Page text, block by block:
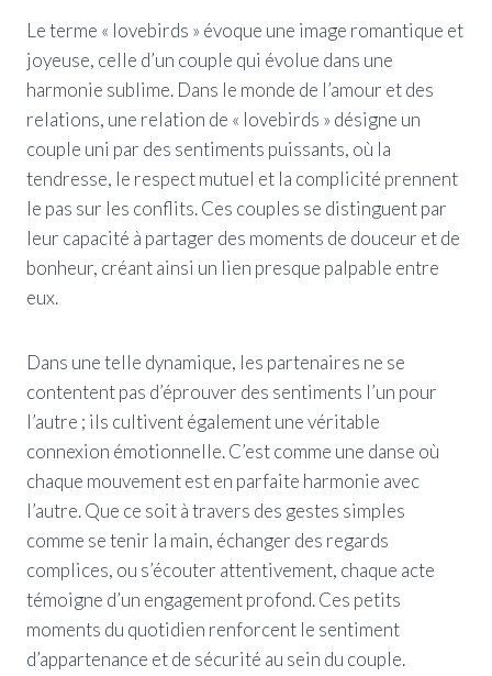
Le terme « lovebirds » évoque une image romantique et
joyeuse, celle d’un couple qui évolue dans une
harmonie sublime. Dans le monde de l’amour et des
relations, une relation de « lovebirds » désigne un
couple uni par des sentiments puissants, où la
tendresse, le respect mutuel et la complicité prennent
le pas sur les conflits. Ces couples se distinguent par
leur capacité à partager des moments de douceur et de
bonheur, créant ainsi un lien presque palpable entre
eux.
Dans une telle dynamique, les partenaires ne se
contentent pas d’éprouver des sentiments l’un pour
l’autre ; ils cultivent également une véritable
connexion émotionnelle. C’est comme une danse où
chaque mouvement est en parfaite harmonie avec
l’autre. Que ce soit à travers des gestes simples
comme se tenir la main, échanger des regards
complices, ou s’écouter attentivement, chaque acte
témoigne d’un engagement profond. Ces petits
moments du quotidien renforcent le sentiment
d’appartenance et de sécurité au sein du couple.